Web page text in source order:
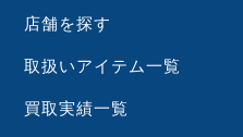
店舗を探す
取扱いアイテム一覧
買取実績一覧